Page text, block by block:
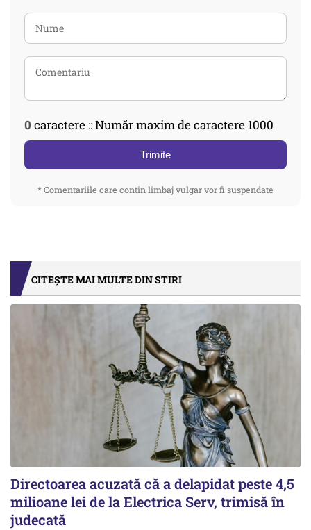
0 caractere :: Număr maxim de caractere 1000
Trimite
* Comentariile care contin limbaj vulgar vor fi suspendate
CITEȘTE MAI MULTE DIN STIRI
Directoarea acuzată că a delapidat peste 4,5
milioane lei de la Electrica Serv, trimisă în
judecată